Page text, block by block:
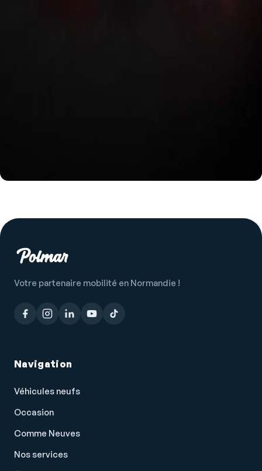
Votre partenaire mobilité en Normandie !
Navigation
Véhicules neufs
Occasion
Comme Neuves
Nos services